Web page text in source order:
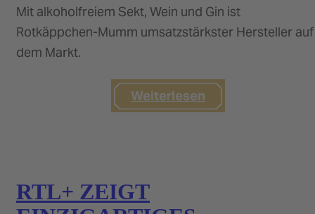
Mit alkoholfreiem Sekt, Wein und Gin ist
Rotkäppchen-Mumm umsatzstärkster Hersteller auf
dem Markt.
Weiterlesen
RTL+ ZEIGT